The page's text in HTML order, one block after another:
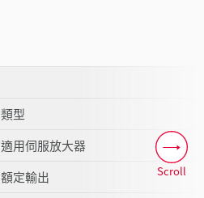
類型
適用伺服放大器
額定輸出
Scroll